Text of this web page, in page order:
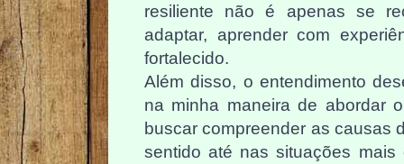
resiliente não é apenas se
adaptar, aprender com
fortalecido.
Além disso, o entendimento
na minha maneira de abordar
buscar compreender as causas
sentido até nas situações mais